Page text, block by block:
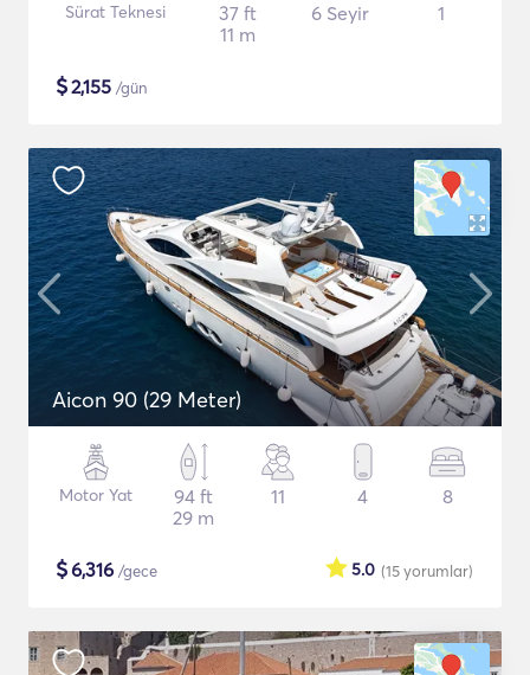
Sürat Teknesi
37 ft
11 m
6 Seyir 1
$2,155 /gün
Aicon 90 (29 Meter)
Motor Yat
94 ft
29 m
11 4 8
$6,316 /gece (15yorumlar)
5.0